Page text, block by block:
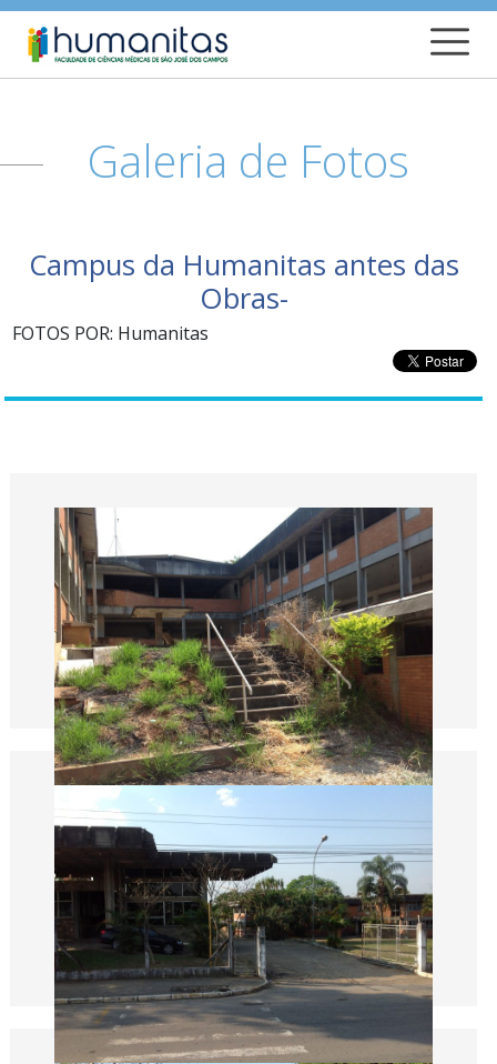
Galeria de Fotos
Campus da Humanitas antes das
Obras-
FOTOS POR: Humanitas